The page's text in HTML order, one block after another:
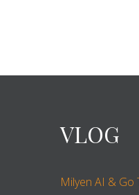
VLOG
Milyen AI &